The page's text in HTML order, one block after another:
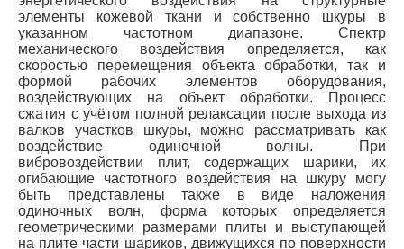
элементы кожевой ткани и собственно шкуры в
указанном частотном диапазоне. Спектр
механического воздействия определяется, как
скоростью перемещения объекта обработки, так и
формой рабочих элементов оборудования,
воздействующих на объект обработки. Процесс
сжатия с учётом полной релаксации после выхода из
валков участков шкуры, можно рассматривать как
воздействие одиночной волны. При
вибровоздействии плит, содержащих шарики, их
огибающие частотного воздействия на шкуру могу
быть представлены также в виде наложения
одиночных волн, форма которых определяется
геометрическими размерами плиты и выступающей
на плите части шариков, движущихся по поверхности